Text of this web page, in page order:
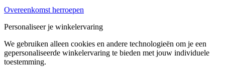
Overeenkomst herroepen
Personaliseer je winkelervaring
We gebruiken alleen cookies en andere technologieën om je een
gepersonaliseerde winkelervaring te bieden met jouw individuele
toestemming.